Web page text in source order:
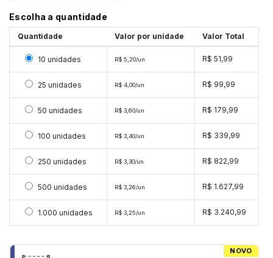
Escolha a quantidade
Quantidade Valor por unidade Valor Total
Selecionar 10 unidades
10 unidades R$ 5,20/un R$ 51,99
Selecionar 25 unidades
25 unidades R$ 4,00/un R$ 99,99
Selecionar 50 unidades
50 unidades R$ 3,60/un R$ 179,99
Selecionar 100 unidades
100 unidades R$ 3,40/un R$ 339,99
Selecionar 250 unidades
250 unidades R$ 3,30/un R$ 822,99
Selecionar 500 unidades
500 unidades R$ 3,26/un R$ 1.627,99
Selecionar 1000 unidades
1.000 unidades R$ 3,25/un R$ 3.240,99
NOVO